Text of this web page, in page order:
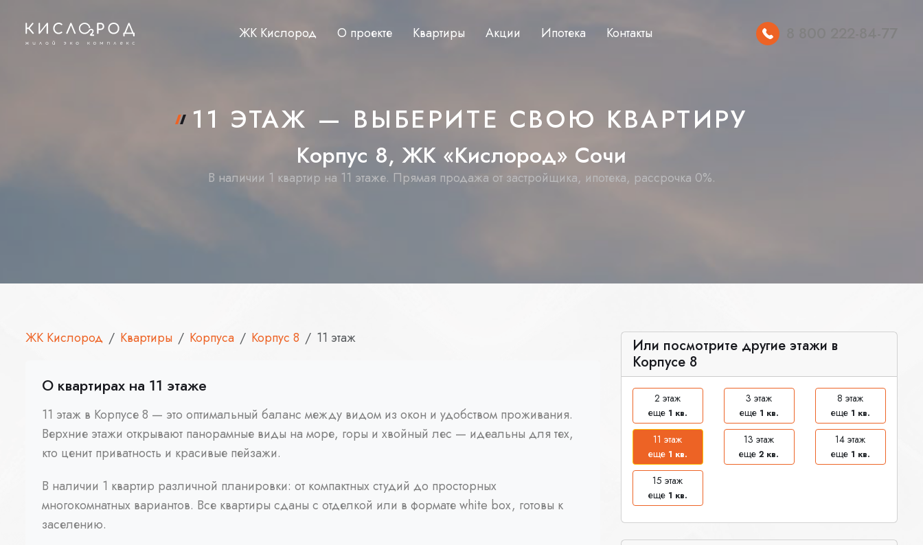
ЖК Кислород О проекте Квартиры Акции Ипотека Контакты
11 ЭТАЖ — ВЫБЕРИТЕ СВОЮ КВАРТИРУ
Корпус 8, ЖК «Кислород» Сочи
В наличии 1 квартир на 11 этаже. Прямая продажа от застройщика, ипотека, рассрочка 0%.
ЖК Кислород Квартиры Корпуса Корпус 8 11 этаж
О квартирах на 11 этаже
11 этаж в Корпусе 8 — это оптимальный баланс между видом из окон и удобством проживания.
Верхние этажи открывают панорамные виды на море, горы и хвойный лес — идеальны для тех,
кто ценит приватность и красивые пейзажи.
В наличии 1 квартир различной планировки: от компактных студий до просторных
многокомнатных вариантов. Все квартиры сданы с отделкой или в формате white box, готовы к
заселению.
Или посмотрите другие этажи в
Корпусе 8
2 этаж
еще 1 кв.
3 этаж
еще 1 кв.
8 этаж
еще 1 кв.
11 этаж
еще 1 кв.
13 этаж
еще2 кв.
14 этаж
еще 1 кв.
15 этаж
еще 1 кв.